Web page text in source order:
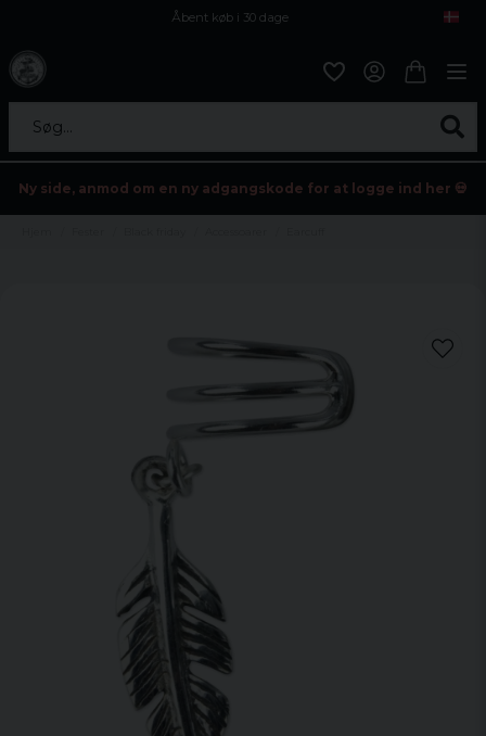
Åbent køb i 30 dage
Søg...
Ny side, anmod om en ny adgangskode for at logge ind her 💀